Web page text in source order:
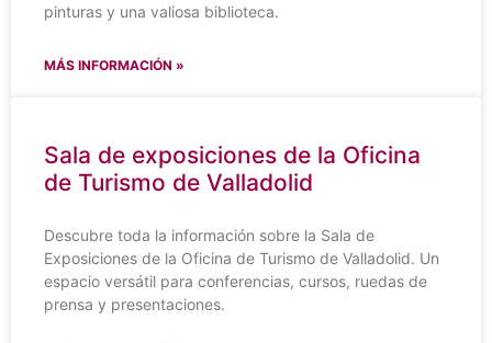
pinturas y una valiosa biblioteca.
MÁS INFORMACIÓN »
Sala de exposiciones de la Oficina
de Turismo de Valladolid
Descubre toda la información sobre la Sala de
Exposiciones de la Oficina de Turismo de Valladolid. Un
espacio versátil para conferencias, cursos, ruedas de
prensa y presentaciones.